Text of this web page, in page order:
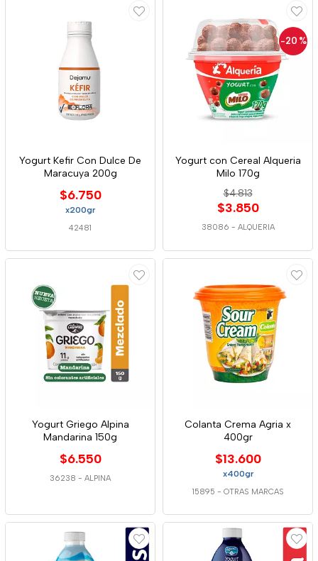
Yogurt Kefir Con Dulce De
Maracuya 200g
$6.750
x200gr
42481
-20 %
Yogurt con Cereal Alqueria
Milo 170g
$4.813
$3.850
38086 - ALQUERIA
Yogurt Griego Alpina
Mandarina 150g
$6.550
36238 - ALPINA
Colanta Crema Agria x
400gr
$13.600
x400gr
15895 - OTRAS MARCAS